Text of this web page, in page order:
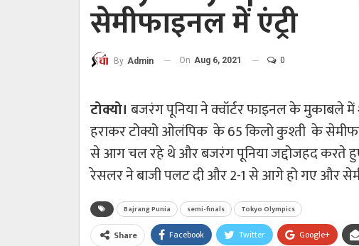
सेमीफाइनल में एंट्री
By Admin On Aug 6, 2021 0
टोक्यो। बजरंग पूनिया ने क्वॉर्टर फाइनल के मुकाबले में
हराकर टोक्यो ओलंपिक के 65 किलो कुश्ती के
से आग चल रहे थे और बजरंग पूनिया जद्दोजहद करते
रेसलर ने बाजी पलट दी और 2-1 से आगे हो गए और
Bajrang Punia semi-finals Tokyo Olympics
Share Facebook Twitter Google+